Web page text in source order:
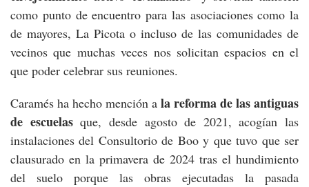
como punto de encuentro para las asociaciones como la
de mayores, La Picota o incluso de las comunidades de
vecinos que muchas veces nos solicitan espacios en el
que poder celebrar sus reuniones.
Caramés ha hecho mención a la reforma de las antiguas
de escuelasque, desde agosto de 2021, acogían las
instalaciones del Consultorio de Boo y que tuvo que ser
clausurado en la primavera de 2024 tras el hundimiento
del suelo porque las obras ejecutadas la pasada